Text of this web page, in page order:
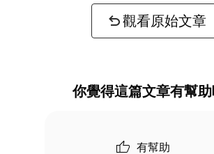
觀看原始文章
你覺得這篇文章有幫助
有幫助